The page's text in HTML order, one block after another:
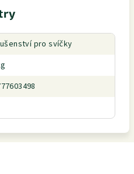
pro svíčky